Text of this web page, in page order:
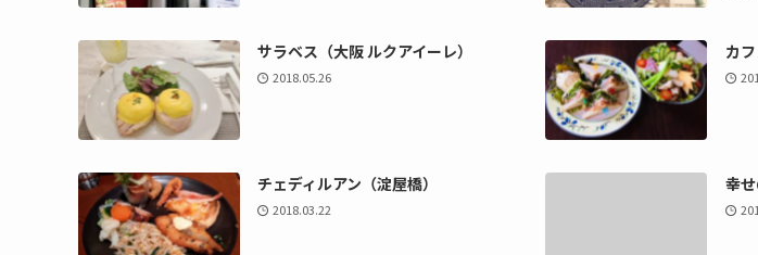
サラベス（大阪 ルクアイーレ）
2018.05.26
カ
チェディルアン（淀屋橋）
2018.03.22
幸